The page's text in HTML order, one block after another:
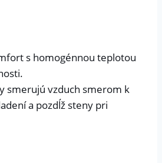
s homogénnou teplotou
smerujú vzduch smerom k
a pozdĺž steny pri